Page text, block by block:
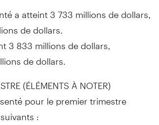
a atteint 3 733 millions de dollars,
de dollars.
3 833 millions de dollars,
de dollars.
(ÉLÉMENTS À NOTER)
pour le premier trimestre
: